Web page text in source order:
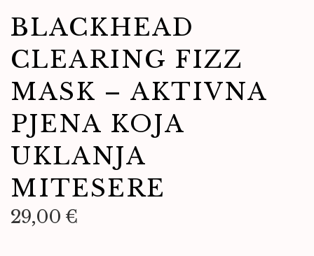
BLACKHEAD
CLEARING FIZZ
MASK – AKTIVNA
PJENA KOJA
UKLANJA
MITESERE
29,00 €